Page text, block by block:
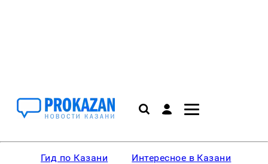
Гид по Казани Интересное в Казани